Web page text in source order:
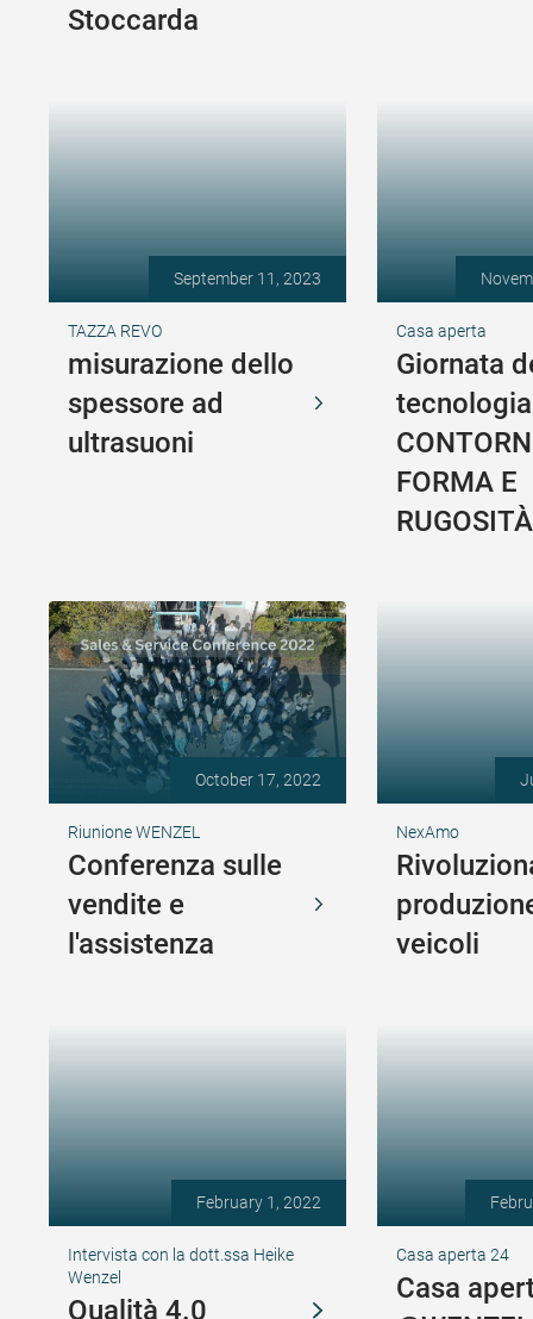
Stoccarda
September 11, 2023
TAZZA REVO
misurazione dello
spessore ad
ultrasuoni
Casa aperta
Giornata
FORMA E
RUGOSITÀ
October 17, 2022
Riunione WENZEL
Conferenza sulle
vendite e
l'assistenza
NexAmo
veicoli
February 1, 2022
Intervista con la dott.ssa Heike
Wenzel
Qualità 4.0
Casa aperta 24
Casa